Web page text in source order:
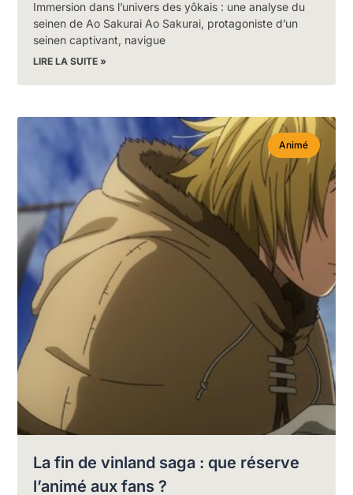
Immersion dans l’univers des yôkais : une analyse du
seinen de Ao Sakurai Ao Sakurai, protagoniste d’un
seinen captivant, navigue
LIRE LA SUITE »
Animé
La fin de vinland saga : que réserve
l’animé aux fans ?